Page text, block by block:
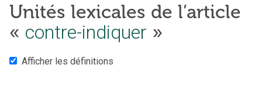
Unités lexicales de l’article
« contre-indiquer »
Afficher les définitions